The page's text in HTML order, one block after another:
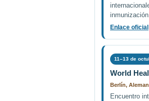
inmunización.
Enlace oficial
11–13 de
World
Berlín,
Encuentro